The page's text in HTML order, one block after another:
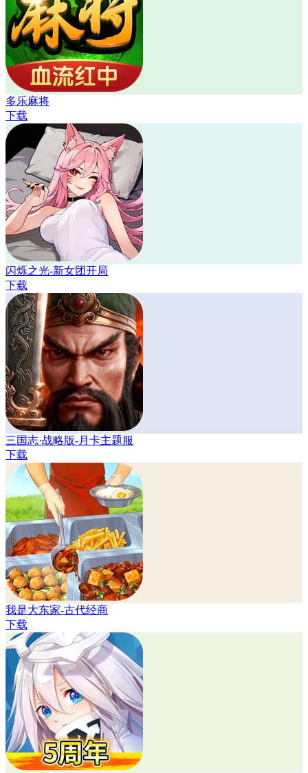
多乐麻将
下载
闪烁之光-新女团开局
下载
三国志·战略版-月卡主题服
下载
我是大东家-古代经商
下载